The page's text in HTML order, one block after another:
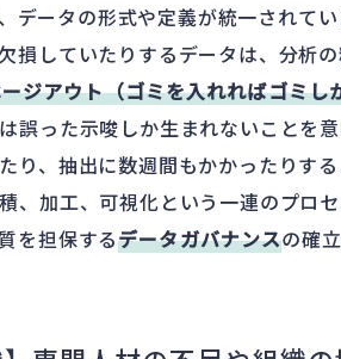
データの形式や定義が統一されて
損していたりするデータは、分析
ジアウト（ゴミを入れればゴミし
誤った示唆しか生まれないことを
り、抽出に数週間もかかったりす
、加工、可視化という一連のプロ
を担保するデータガバナンスの確